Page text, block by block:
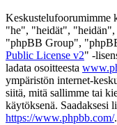
Keskustelufoorumimme
"he", "heidät",
"phpBB Group",
Public License v2" -
ladata osoitteesta
ympäristön internet-
siitä, mitä sallimme tai
käytöksenä. Saadaksesi
https://www.phpbb.com/.